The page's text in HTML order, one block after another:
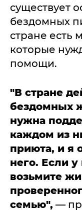
существует
бездомных
стране есть
которые
помощи.
"В стране
бездомных
нужна
каждом из
приюта, и я
него. Если у
возьмите
семью", —